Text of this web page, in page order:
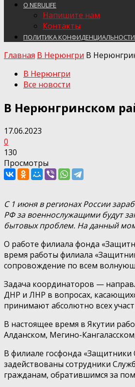
О NERULIFE
Напишите нам
Контакты
ПОЛИТИКА КОНФИДЕНЦИАЛЬНОСТИ
Главная В Нерюнгри В
В Нерюнгри
Все новости
В Нерюнгринском
17.06.2023
0
130
Просмотры
С 1 июня в регионах России
РФ за военнослужащими будут
бытовых проблем. На данный
О работе филиала фонда
время работы филиала
сопровождение по всем
Задача координаторов —
ДНР и ЛНР в вопросах,
принимают абсолютно всех
В настоящее время в Якутии
Алданском, Мегино-
В филиале госфонда «Защитники
задействованы сотрудники
гражданам, обратившимся за